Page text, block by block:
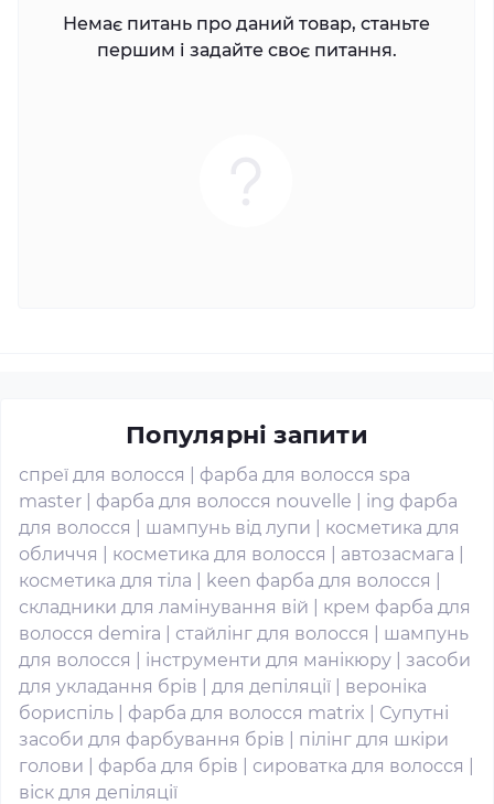
Немає питань про даний товар, станьте
першим і задайте своє питання.
Популярні запити
спреї для волосся
фарба для волосся spa
master
фарба для волосся nouvelle
ing фарба
для волосся
шампунь від лупи
косметика для
обличчя
косметика для волосся автозасмага
косметика для тіла
keen фарба для волосся
складники для ламінування вій
крем фарба для
волосся demira
стайлінг для волосся
шампунь
для волосся
інструменти для манікюру
засоби
для укладання брів
для депіляції
вероніка
бориспіль
фарба для волосся matrix
Супутні
засоби для фарбування брів
пілінг для шкіри
голови
фарба для брів сироватка для волосся
віск для депіляції